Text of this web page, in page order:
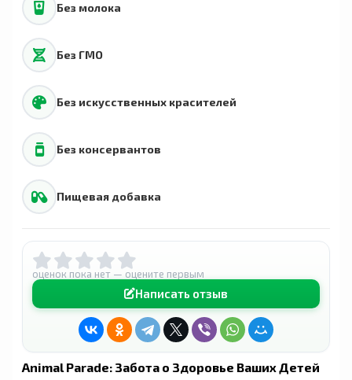
Без молока
Без ГМО
Без искусственных красителей
Без консервантов
Пищевая добавка
оценок пока нет — оцените первым
Написать отзыв
Animal Parade: Забота о Здоровье Ваших Детей